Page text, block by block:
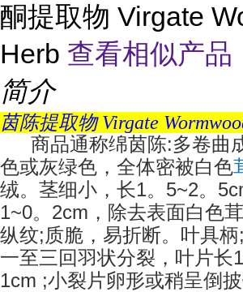
酮提取物 Virgate
Herb 查看相似产
简介
茵陈提取物 Virgate
商品通称绵茵陈:多卷曲
色或灰绿色，全体密被白色
绒。茎细小，长1。 5~2。
1~0。 2cm ，除去表面白色
纵纹;质脆，易折断。叶具柄;
一至三回羽状分裂，叶片长
1cm ;小裂片卵形或稍呈倒